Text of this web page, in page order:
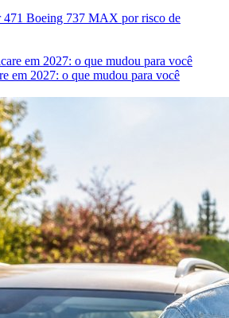
471 Boeing 737 MAX por risco de
em 2027: o que mudou para você